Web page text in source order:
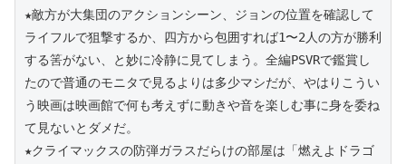
★敵方が大集団のアクションシーン、ジョンの位置を確認して
ライフルで狙撃するか、四方から包囲すれば1〜2人の方が勝利
する筈がない、と妙に冷静に見てしまう。全編PSVRで鑑賞し
たので普通のモニタで見るよりは多少マシだが、やはりこうい
う映画は映画館で何も考えずに動きや音を楽しむ事に身を委ね
て見ないとダメだ。
★クライマックスの防弾ガラスだらけの部屋は「燃えよドラゴ